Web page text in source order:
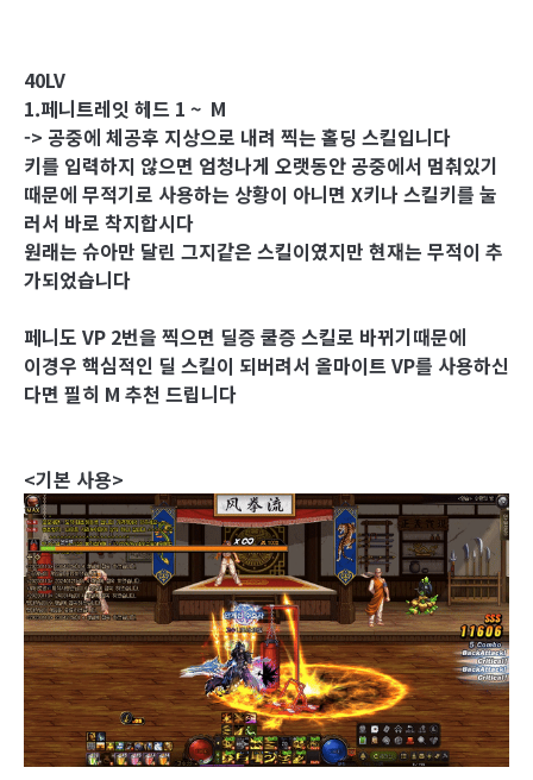
40LV
1.페니트레잇 헤드 1 ~ M
-> 공중에 체공후 지상으로 내려 찍는 홀딩 스킬입니다
키를 입력하지 않으면 엄청나게 오랫동안 공중에서 멈춰있기
때문에 무적기로 사용하는 상황이 아니면 X키나 스킬키를 눌
러서 바로 착지합시다
원래는 슈아만 달린 그지같은 스킬이였지만 현재는 무적이 추
가되었습니다
페니도 VP 2번을 찍으면 딜증 쿨증 스킬로 바뀌기때문에
이경우 핵심적인 딜 스킬이 되버려서 올마이트 VP를 사용하신
다면 필히 M 추천 드립니다
<기본 사용>